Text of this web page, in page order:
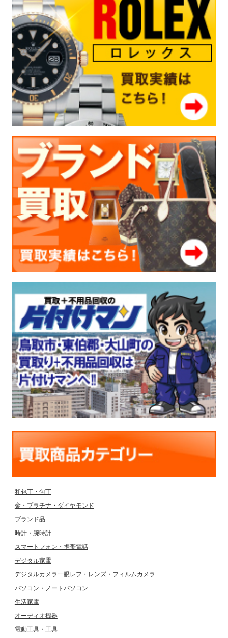
和包丁・包丁
金・プラチナ・ダイヤモンド
ブランド品
時計・腕時計
スマートフォン・携帯電話
デジタル家電
デジタルカメラ一眼レフ・レンズ・フィルムカメラ
パソコン・ノートパソコン
生活家電
オーディオ機器
電動工具・工具